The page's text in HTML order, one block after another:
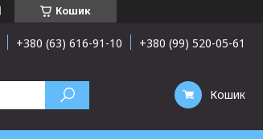
Кошик
+380 (63) 616-91-10 +380 (99) 520-05-61
Кошик